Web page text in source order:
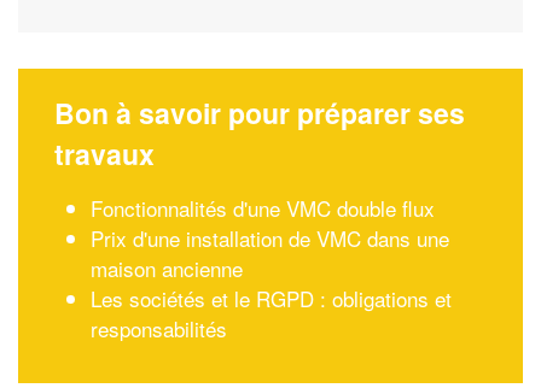
Bon à savoir pour préparer ses
travaux
Fonctionnalités d'une VMC double flux
Prix d'une installation de VMC dans une
maison ancienne
Les sociétés et le RGPD : obligations et
responsabilités